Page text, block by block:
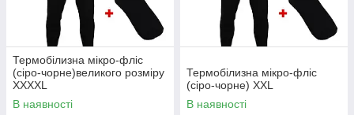
Термобілизна мікро-фліс
(сіро-чорне)великого розміру
XXXХL
В наявності
Термобілизна мікро-фліс
(сіро-чорне) XXL
В наявності